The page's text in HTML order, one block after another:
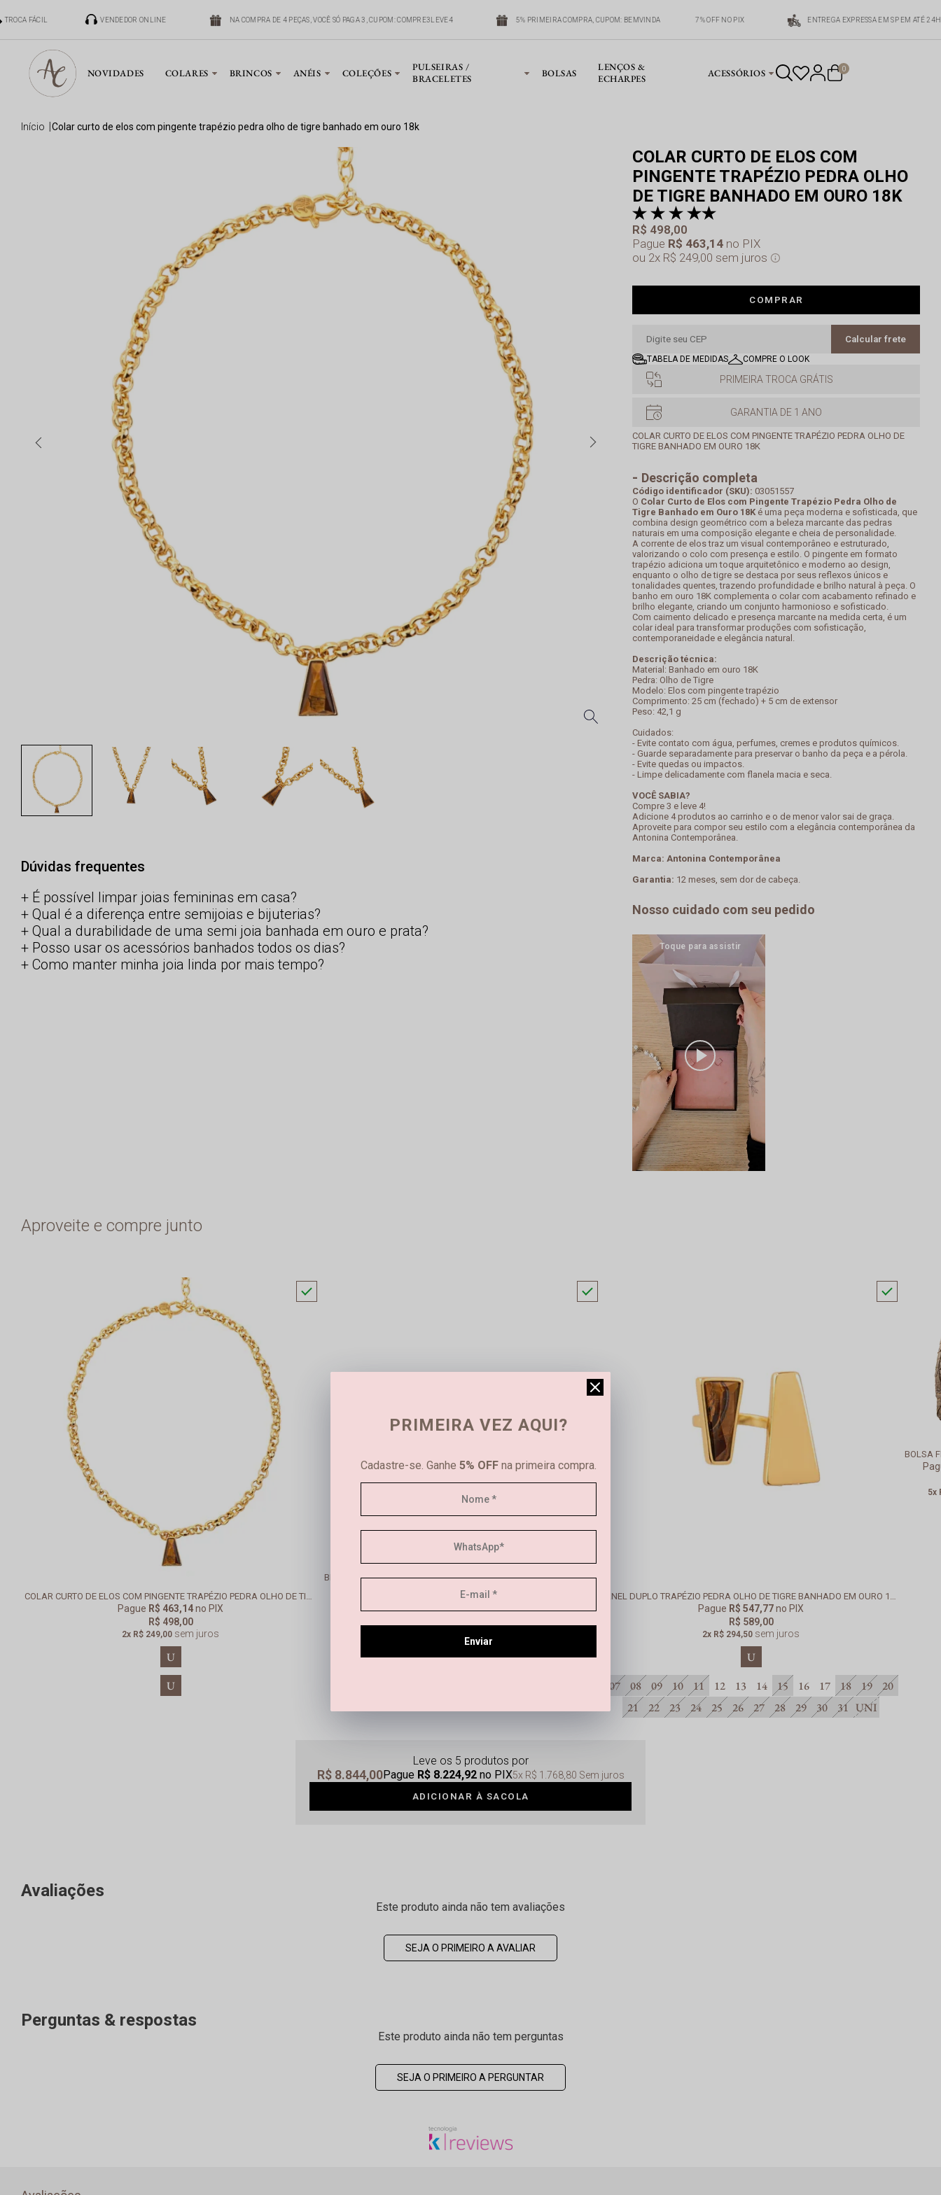
TROCA FÁCIL VENDEDOR ONLINE NA COMPRA DE 4 PEÇAS, VOCÊ SÓ PAGA 3, CUPOM: COMPRE3LEVE4 5% PRIMEIRA COMPRA, CUPOM: BEMVINDA 7% OFF NO PIX ENTREGA EXPRESSA EM SP EM ATÉ 24H
NOVIDADES COLARES BRINCOS ANÉIS COLEÇÕES
PULSEIRAS /
BRACELETES
BOLSAS
LENÇOS &
ECHARPES
ACESSÓRIOS 0
início colar curto de elos com pingente trapézio pedra olho de tigre banhado em ouro 18k
Dúvidas frequentes
É possível limpar joias femininas em casa?
Qual é a diferença entre semijoias e bijuterias?
Qual a durabilidade de uma semi joia banhada em ouro e prata?
Posso usar os acessórios banhados todos os dias?
Como manter minha joia linda por mais tempo?
COLAR CURTO DE ELOS COM
PINGENTE TRAPÉZIO PEDRA OLHO
DE TIGRE BANHADO EM OURO 18K
Pague R$ 463,14 no PIX
R$ 498,00
2x R$ 249,00 sem juros
COMPRAR
Calcular frete
TABELA DE MEDIDAS COMPRE O LOOK
PRIMEIRA TROCA GRÁTIS
GARANTIA DE 1 ANO
COLAR CURTO DE ELOS COM PINGENTE TRAPÉZIO PEDRA OLHO DE
TIGRE BANHADO EM OURO 18K
Descrição completa
Código identificador (SKU): 03051557
O Colar Curto de Elos com Pingente Trapézio Pedra Olho de
Tigre Banhado em Ouro 18K é uma peça moderna e sofisticada, que
combina design geométrico com a beleza marcante das pedras
naturais em uma composição elegante e cheia de personalidade.
A corrente de elos traz um visual contemporâneo e estruturado,
valorizando o colo com presença e estilo. O pingente em formato
trapézio adiciona um toque arquitetônico e moderno ao design,
enquanto o olho de tigre se destaca por seus reflexos únicos e
tonalidades quentes, trazendo profundidade e brilho natural à peça. O
banho em ouro 18K complementa o colar com acabamento refinado e
brilho elegante, criando um conjunto harmonioso e sofisticado.
Com caimento delicado e presença marcante na medida certa, é um
colar ideal para transformar produções com sofisticação,
contemporaneidade e elegância natural.
Descrição técnica:
Material: Banhado em ouro 18K
Pedra: Olho de Tigre
Modelo: Elos com pingente trapézio
Comprimento: 25 cm (fechado) + 5 cm de extensor
Peso: 42,1 g
Cuidados:
- Evite contato com água, perfumes, cremes e produtos químicos.
- Guarde separadamente para preservar o banho da peça e a pérola.
- Evite quedas ou impactos.
- Limpe delicadamente com flanela macia e seca.
VOCÊ SABIA?
Compre 3 e leve 4!
Adicione 4 produtos ao carrinho e o de menor valor sai de graça.
Aproveite para compor seu estilo com a elegância contemporânea da
Antonina Contemporânea.
Marca: Antonina Contemporânea
Garantia: 12 meses, sem dor de cabeça.
Nosso cuidado com seu pedido
Aproveite e compre junto
COLAR CURTO DE ELOS COM PINGENTE TRAPÉZIO PEDRA OLHO DE TIGRE BANHADO EM OURO 18K
Pague R$ 463,14no PIX
R$ 498,00
2x R$ 249,00 sem juros
U
U
BRINCO TRAPÉZIO PEDRA OLHO DE TIGRE BANHADO EM OURO 18K
R$ 529,17
no PIX
sem juros
U
ANEL DUPLO TRAPÉZIO PEDRA OLHO DE TIGRE BANHADO EM OURO 18K
Pague R$ 547,77no PIX
R$ 589,00
2x R$ 294,50 sem juros
U
07
08 09 10 11 12 13 14 15 16 17 18 19
20
21
22 23 24 25 26 27 28 29 30 31 UNI
BOLSA
5x
Leve os 5 produtos
R$ 8.844,00Pague R$ 8.224,92no PIX5x R$ 1.768,80 Sem juros
ADICIONAR À SACOLA
Avaliações
Este produto ainda não tem avaliações
SEJA O PRIMEIRO A AVALIAR
Perguntas & respostas
Este produto ainda não tem perguntas
SEJA O PRIMEIRO A PERGUNTAR
PRIMEIRA VEZ AQUI?
Cadastre-se. Ganhe 5% OFF na primeira compra.
Enviar